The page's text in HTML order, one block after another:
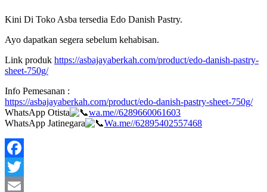
Kini Di Toko Asba tersedia Edo Danish Pastry.
Ayo dapatkan segera sebelum kehabisan.
Link produk https://asbajayaberkah.com/product/edo-danish-pastry-
sheet-750g/
Info Pemesanan :
https://asbajayaberkah.com/product/edo-danish-pastry-sheet-750g/
WhatsApp Otista
wa.me//6289660061603
WhatsApp Jatinegara
Wa.me//62895402557468
Facebook
Twitter